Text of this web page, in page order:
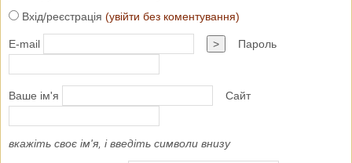
Вхід/реєстрація (увійти без коментування)
E-mail > Пароль
Ваше ім'я Сайт
вкажіть своє ім'я, і введіть символи внизу